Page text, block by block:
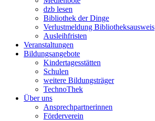
dzb lesen
Bibliothek der Dinge
Verlustmeldung Bibliotheksausweis
Ausleihfristen
Veranstaltungen
Bildungsangebote
Kindertagesstätten
Schulen
weitere Bildungsträger
TechnoThek
Über uns
Ansprechpartnerinnen
Förderverein